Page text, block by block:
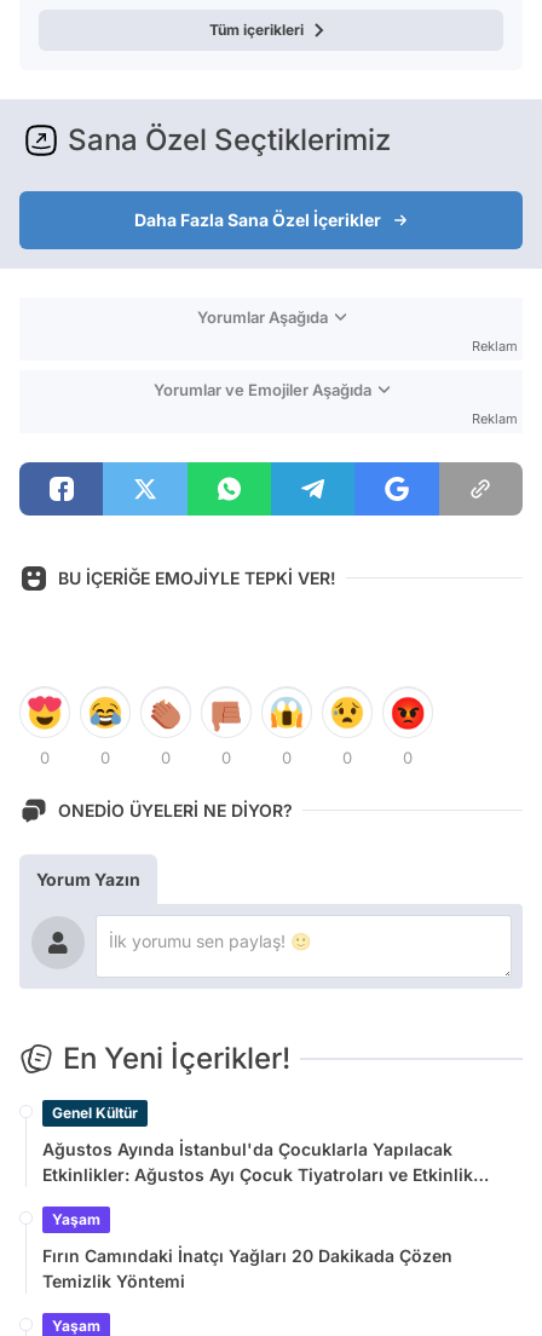
Tüm içerikleri
Sana Özel Seçtiklerimiz
Daha Fazla Sana Özel İçerikler
Yorumlar Aşağıda
Reklam
Yorumlar ve Emojiler Aşağıda
Reklam
BU İÇERİĞE EMOJİYLE TEPKİ VER!
0 0 0 0 0 0 0
ONEDİO ÜYELERİ NE DİYOR?
Yorum Yazın
En Yeni İçerikler!
Genel Kültür
Ağustos Ayında İstanbul'da Çocuklarla Yapılacak
Etkinlikler: Ağustos Ayı Çocuk Tiyatroları ve Etkinlik
Yaşam
Fırın Camındaki İnatçı Yağları 20 Dakikada Çözen
Temizlik Yöntemi
Yaşam